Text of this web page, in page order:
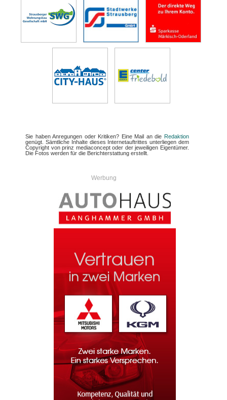
Sie haben Anregungen oder Kritiken? Eine Mail an die Redaktion
genügt. Sämtliche Inhalte dieses Internetauftrittes unterliegen dem
Copyright von prinz mediaconcept oder der jeweiligen Eigentümer.
Die Fotos werden für die Berichterstattung erstellt.
Werbung